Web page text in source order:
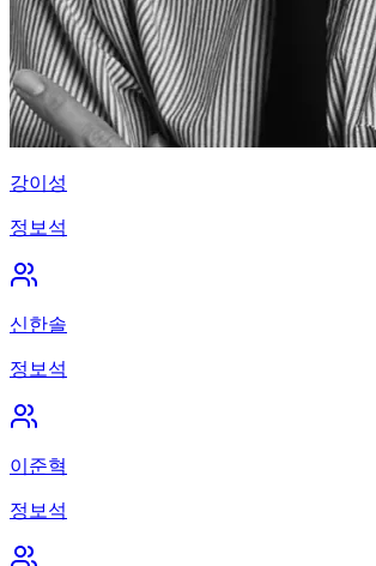
강이성
정보석
신한솔
정보석
이준혁
정보석